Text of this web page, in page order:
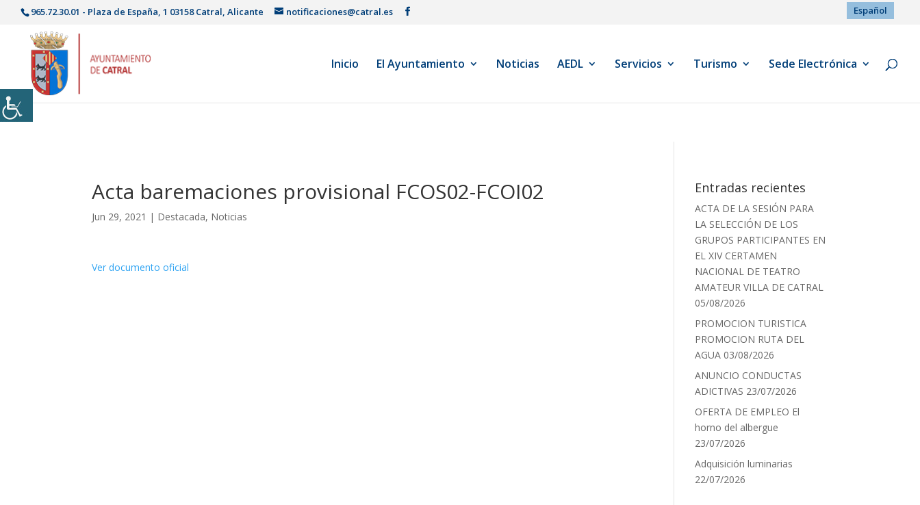
965.72.30.01 - Plaza de España, 1 03158 Catral, Alicante notificaciones@catral.es Español
Inicio El Ayuntamiento Noticias AEDL Servicios Turismo Sede Electrónica
Acta baremaciones provisional FCOS02-FCOI02
Jun 29, 2021 | Destacada, Noticias
Ver documento oficial
Entradas recientes
ACTA DE LA SESIÓN PARA
LA SELECCIÓN DE LOS
GRUPOS PARTICIPANTES EN
EL XIV CERTAMEN
NACIONAL DE TEATRO
AMATEUR VILLA DE CATRAL
05/08/2026
PROMOCION TURISTICA
PROMOCION RUTA DEL
AGUA 03/08/2026
ANUNCIO CONDUCTAS
ADICTIVAS 23/07/2026
OFERTA DE EMPLEO El
horno del albergue
23/07/2026
Adquisición luminarias
22/07/2026